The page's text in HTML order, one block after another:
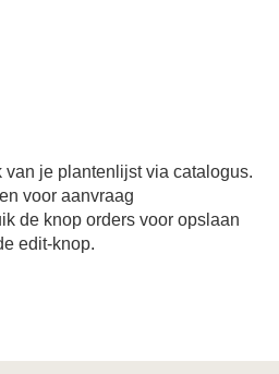
je plantenlijst via catalogus.
voor aanvraag
de knop orders voor opslaan
edit-knop.